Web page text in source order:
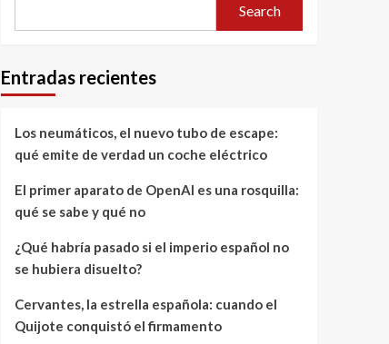
Search
Entradas recientes
Los neumáticos, el nuevo tubo de escape:
qué emite de verdad un coche eléctrico
El primer aparato de OpenAI es una rosquilla:
qué se sabe y qué no
¿Qué habría pasado si el imperio español no
se hubiera disuelto?
Cervantes, la estrella española: cuando el
Quijote conquistó el firmamento